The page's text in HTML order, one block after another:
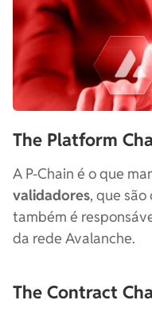
The Platform
A P-Chain é o que
validadores, que
também é
da rede Avalanche.
The Contract